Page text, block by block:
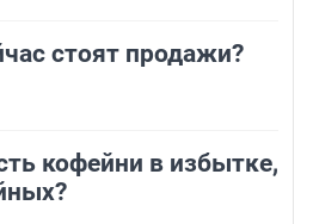
стоят продажи?
кофейни в избытке,